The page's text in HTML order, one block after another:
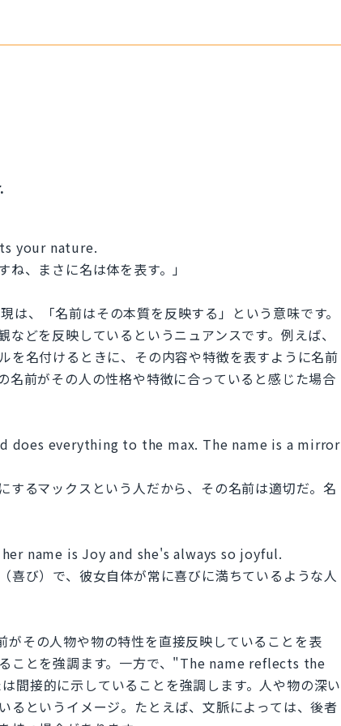
your nature.
ね、まさに名は体を表す。」
、「名前はその本質を反映する」という意味です。
どを反映しているというニュアンスです。例えば、
を名付けるときに、その内容や特徴を表すように名前
名前がその人の性格や特徴に合っていると感じた場合
does everything to the max. The name is a mirror
するマックスという人だから、その名前は適切だ。名
name is Joy and she's always so joyful.
喜び）で、彼女自体が常に喜びに満ちているような人
その人物や物の特性を直接反映していることを表
ことを強調ます。一方で、"The name reflects the
間接的に示していることを強調します。人や物の深い
るというイメージ。たとえば、文脈によっては、後者